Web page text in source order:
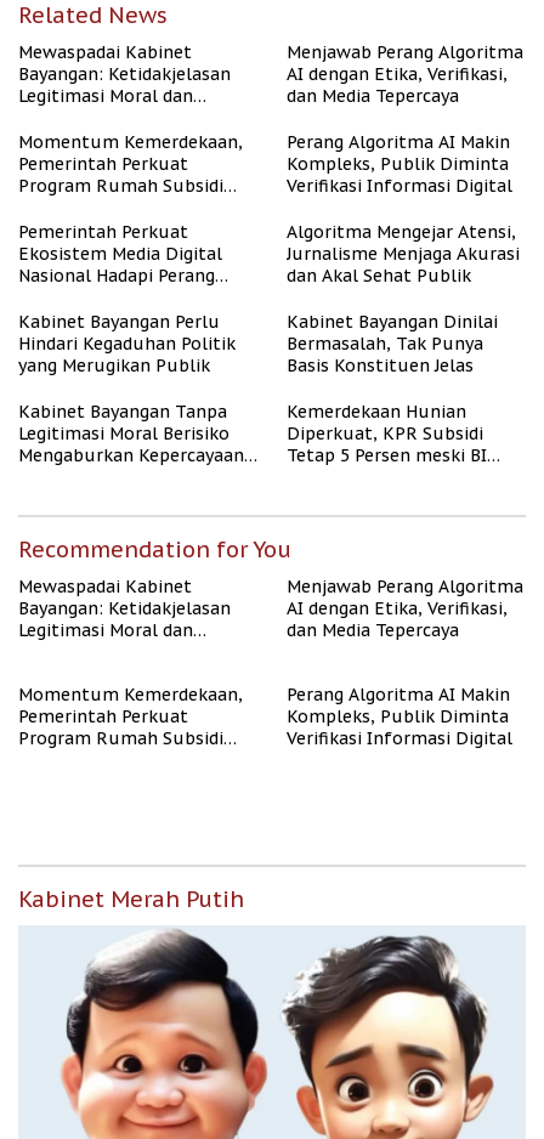
Related News
Mewaspadai Kabinet
Bayangan: Ketidakjelasan
Legitimasi Moral dan
Menjawab Perang Algoritma
AI dengan Etika, Verifikasi,
dan Media Tepercaya
Momentum Kemerdekaan,
Pemerintah Perkuat
Program Rumah Subsidi
Berpenghasilan Rendah
Perang Algoritma AI Makin
Kompleks, Publik Diminta
Verifikasi Informasi Digital
Pemerintah Perkuat
Ekosistem Media Digital
Nasional Hadapi Perang
Algoritma Mengejar Atensi,
Jurnalisme Menjaga Akurasi
dan Akal Sehat Publik
Kabinet Bayangan Perlu
Hindari Kegaduhan Politik
yang Merugikan Publik
Kabinet Bayangan Dinilai
Bermasalah, Tak Punya
Basis Konstituen Jelas
Kabinet Bayangan Tanpa
Legitimasi Moral Berisiko
Mengaburkan Kepercayaan
Kemerdekaan Hunian
Diperkuat, KPR Subsidi
Tetap 5 Persen meski BI
Recommendation for You
Mewaspadai Kabinet
Bayangan: Ketidakjelasan
Legitimasi Moral dan
Menjawab Perang Algoritma
AI dengan Etika, Verifikasi,
dan Media Tepercaya
Momentum Kemerdekaan,
Pemerintah Perkuat
Program Rumah Subsidi
Perang Algoritma AI Makin
Kompleks, Publik Diminta
Verifikasi Informasi Digital
Kabinet Merah Putih